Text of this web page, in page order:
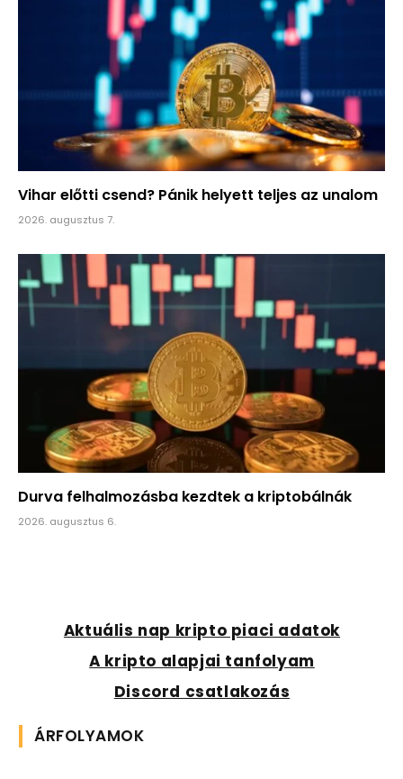
Vihar előtti csend? Pánik helyett teljes az unalom
2026. augusztus 7.
Durva felhalmozásba kezdtek a kriptobálnák
2026. augusztus 6.
Aktuális nap kripto piaci adatok
A kripto alapjai tanfolyam
Discord csatlakozás
ÁRFOLYAMOK